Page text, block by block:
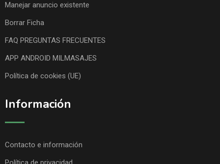
Manejar anuncio existente
Borrar Ficha
FAQ PREGUNTAS FRECUENTES
APP ANDROID MILMASAJES
Política de cookies (UE)
Información
Contacto e información